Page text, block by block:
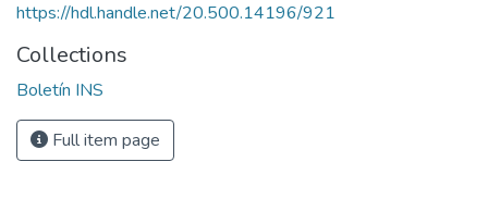
https://hdl.handle.net/20.500.14196/921
Collections
Boletín INS
Full item page